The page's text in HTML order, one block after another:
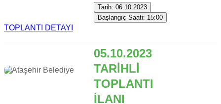
Tarih: 06.10.2023
Başlangıç Saati: 15:00
TOPLANTI DETAYI
05.10.2023
TARİHLİ
TOPLANTI
İLANI